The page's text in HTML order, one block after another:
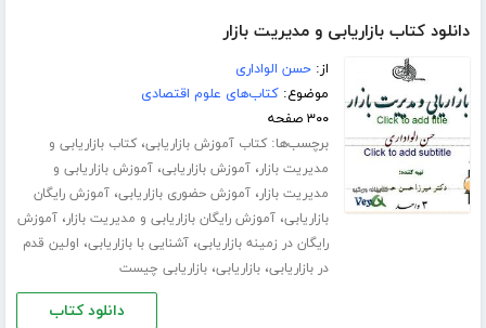
دانلود کتاب بازاریابی و مدیریت بازار
از:حسن الواداری
موضوع:کتاب‌های علوم اقتصادی
۳۰۰ صفحه
برچسب‌ها:کتاب آموزش بازاریابی،کتاب بازاریابی و
مدیریت بازار،آموزش بازاریابی،آموزش بازاریابی و
مدیریت بازار،آموزش حضوری بازاریابی،آموزش رایگان
بازاریابی،آموزش رایگان بازاریابی و مدیریت بازار،آموزش
رایگان در زمینه بازاریابی،آشنایی با بازاریابی، اولین قدم
در بازاریابی،بازاریابی،بازاریابی چیست
دانلود کتاب